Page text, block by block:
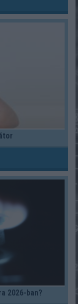
2026-ban?